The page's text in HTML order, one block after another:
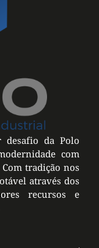
da Polo
com
tradição nos
através dos
recursos e